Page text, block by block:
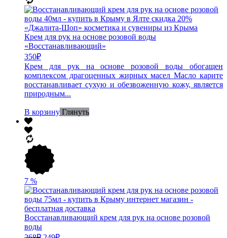
Крем для рук на основе розовой воды
«Восстанавливающий»
350₽
Крем для рук на основе розовой воды обогащен
комплексом драгоценных жирных масел Масло карите
восстанавливает сухую и обезвоженную кожу, является
природным...
В корзину Глянуть
7 %
Восстанавливающий крем для рук на основе розовой
воды